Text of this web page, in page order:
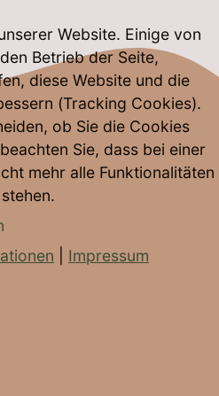
Website. Einige von
Betrieb der Seite,
diese Website und die
(Tracking Cookies).
ob Sie die Cookies
Sie, dass bei einer
mehr alle Funktionalitäten
Impressum